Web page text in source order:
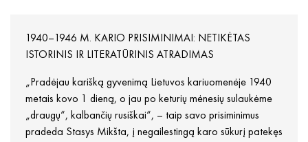
1940–1946 M. KARIO PRISIMINIMAI: NETIKĖTAS
ISTORINIS IR LITERATŪRINIS ATRADIMAS
„Pradėjau karišką gyvenimą Lietuvos kariuomenėje 1940
metais kovo 1 dieną, o jau po keturių mėnesių sulaukėme
„draugų“, kalbančių rusiškai“, – taip savo prisiminimus
pradeda Stasys Mikšta, į negailestingą karo sūkurį patekęs